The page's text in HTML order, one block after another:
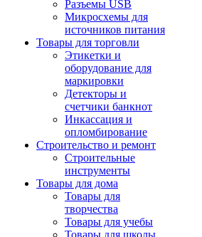
Разъемы USB
Микросхемы для
источников питания
Товары для торговли
Этикетки и
оборудование для
маркировки
Детекторы и
счетчики банкнот
Инкассация и
опломбирование
Строительство и ремонт
Строительные
инструменты
Товары для дома
Товары для
творчества
Товары для учебы
Товары для школы